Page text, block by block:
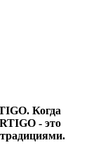
Когда
- это